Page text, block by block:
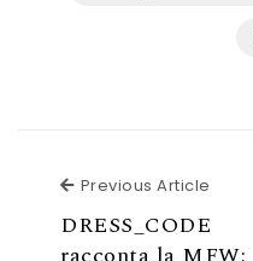
Previous Article
DRESS_CODE